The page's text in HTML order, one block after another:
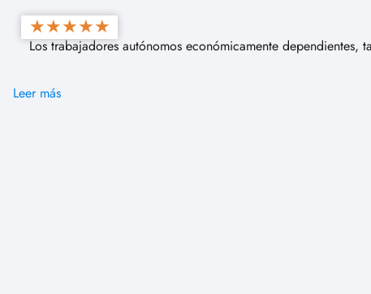
Los trabajadores autónomos económicamente
Leer más
★★★★★